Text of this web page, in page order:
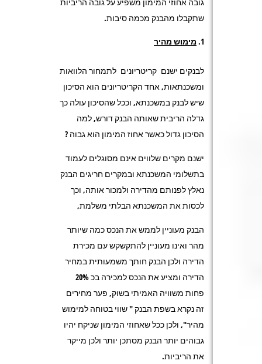
שתקבלו מהבנק מכמה סיבות.
מימוש מהיר
לבנקים ישנם קריטריונים לתמחור הלוואות
ומשכנתאות, אחד הקריטריונים הוא הסיכון
שיש לבנק במשכנתא, וככל שהסיכון עולה כך
גדלה הריבית שאותה הבנק דורש, למה
הסיכון גדול כאשר אחוז המימון הוא גבוה ?
ישנם מקרים שלווים אינם מסוגלים לעמוד
בתשלומי המשכנתא ובמקרים חריגים הבנק
נאלץ לפנותם מהדירה ולמכור אותה, וכך
לכסות את המשכנתא הבלתי משלמת,
הבנק מעוניין לממש את הנכס כמה שיותר
מהר ואינו מעוניין להתקשקש עם מכירת
הדירה ולכן הבנק חותך משמעותית במחיר
הדירה ומציע את הנכס למכירה בכ 20%
פחות משוויה האמיתי בשוק, פער מחירים
זה נקרא בשפת הבנק " שווי בטוחה למימוש
מהיר", ולכן ככל שאחוזי המימון שניקח יהיו
גבוהים יותר הבנק מסתכן יותר ולכן מייקר
את הריביות.